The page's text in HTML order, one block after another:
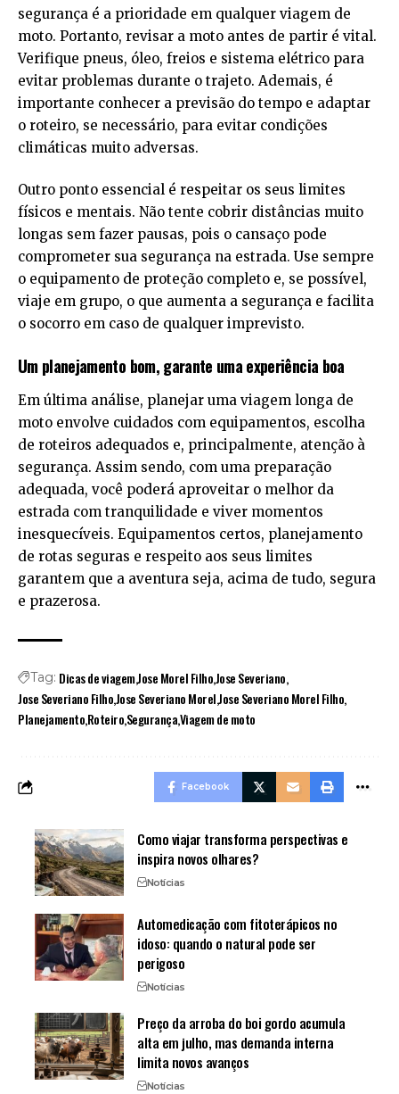
segurança é a prioridade em qualquer viagem de
moto. Portanto, revisar a moto antes de partir é vital.
Verifique pneus, óleo, freios e sistema elétrico para
evitar problemas durante o trajeto. Ademais, é
importante conhecer a previsão do tempo e adaptar
o roteiro, se necessário, para evitar condições
climáticas muito adversas.
Outro ponto essencial é respeitar os seus limites
físicos e mentais. Não tente cobrir distâncias muito
longas sem fazer pausas, pois o cansaço pode
comprometer sua segurança na estrada. Use sempre
o equipamento de proteção completo e, se possível,
viaje em grupo, o que aumenta a segurança e facilita
o socorro em caso de qualquer imprevisto.
Um planejamento bom, garante uma experiência boa
Em última análise, planejar uma viagem longa de
moto envolve cuidados com equipamentos, escolha
de roteiros adequados e, principalmente, atenção à
segurança. Assim sendo, com uma preparação
adequada, você poderá aproveitar o melhor da
estrada com tranquilidade e viver momentos
inesquecíveis. Equipamentos certos, planejamento
de rotas seguras e respeito aos seus limites
garantem que a aventura seja, acima de tudo, segura
e prazerosa.
Tag: Dicas de viagemJose Morel FilhoJose Severiano
Jose Severiano FilhoJose Severiano MorelJose Severiano Morel Filho
PlanejamentoRoteiroSegurançaViagem de moto
Facebook
Como viajar transforma perspectivas e
inspira novos olhares?
Notícias
Automedicação com fitoterápicos no
idoso: quando o natural pode ser
perigoso
Notícias
Preço da arroba do boi gordo acumula
alta em julho, mas demanda interna
limita novos avanços
Notícias